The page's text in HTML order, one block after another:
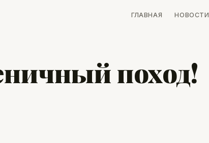
ГЛАВНАЯ НОВОСТИ
поход!